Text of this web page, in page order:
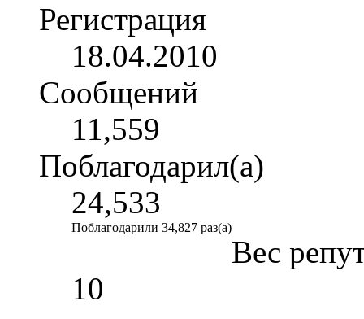
Регистрация
18.04.2010
Сообщений
11,559
Поблагодарил(а)
24,533
Поблагодарили 34,827 раз(а)
Вес
10